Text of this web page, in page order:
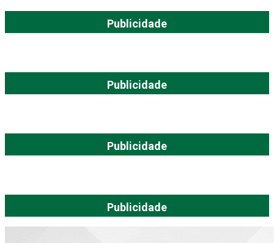
Publicidade
Publicidade
Publicidade
Publicidade